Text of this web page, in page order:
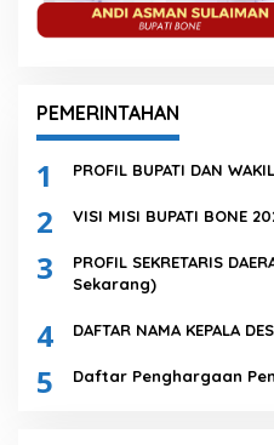
PEMERINTAHAN
1 PROFIL BUPATI DAN
2 VISI MISI BUPATI BONE
3
PROFIL SEKRETARIS
Sekarang)
4 DAFTAR NAMA KEPALA
5 Daftar Penghargaan